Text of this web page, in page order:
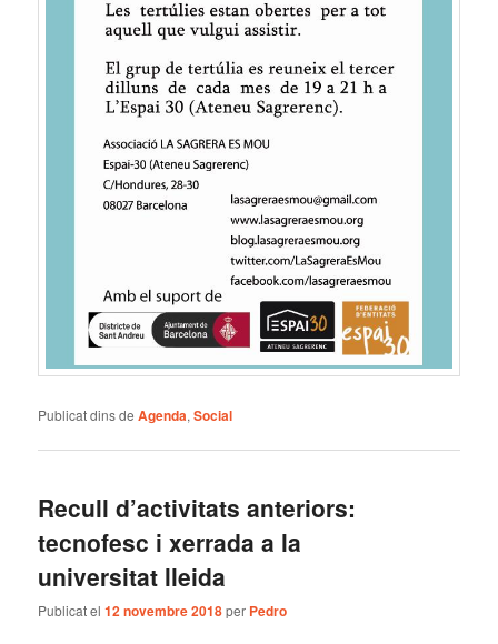
Publicat dins de Agenda,Social
Recull d’activitats anteriors:
tecnofesc i xerrada a la
universitat lleida
Publicat el12 novembre 2018per Pedro